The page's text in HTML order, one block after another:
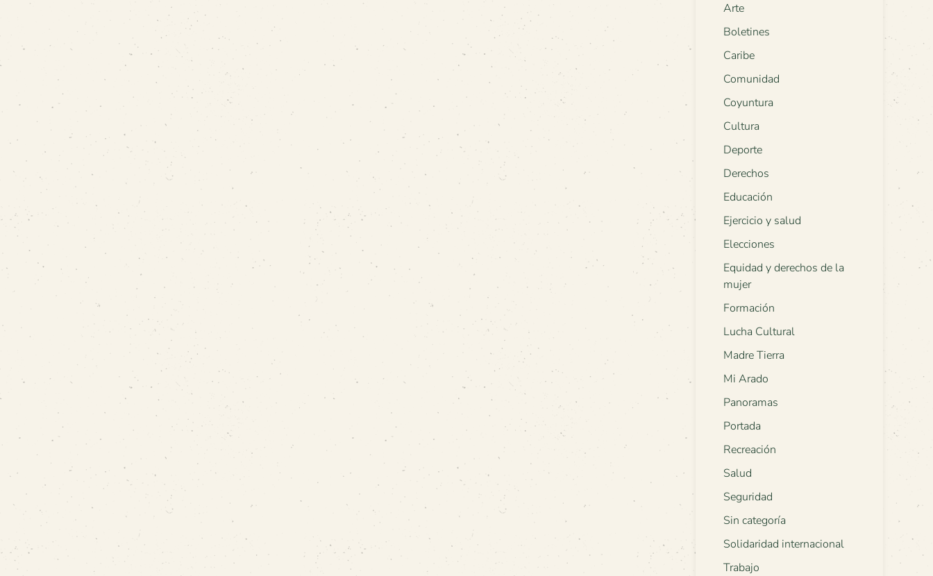
Arte
Boletines
Caribe
Comunidad
Coyuntura
Cultura
Deporte
Derechos
Educación
Ejercicio y salud
Elecciones
Equidad y derechos de la
mujer
Formación
Lucha Cultural
Madre Tierra
Mi Arado
Panoramas
Portada
Recreación
Salud
Seguridad
Sin categoría
Solidaridad internacional
Trabajo